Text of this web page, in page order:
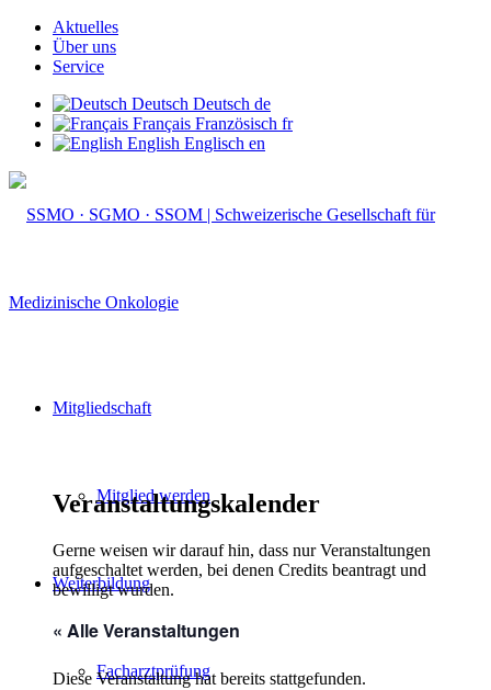
Aktuelles
Über uns
Service
Deutsch Deutsch de
Français Französisch fr
English Englisch en
Mitgliedschaft
Mitglied werden
Weiterbildung
Facharztprüfung
Veranstaltungskalender
Gerne weisen wir darauf hin, dass nur Veranstaltungen
aufgeschaltet werden, bei denen Credits beantragt und
bewilligt wurden.
« Alle Veranstaltungen
Diese Veranstaltung hat bereits stattgefunden.